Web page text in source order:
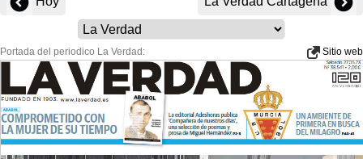
Portada del periodico La Verdad: Sitio web